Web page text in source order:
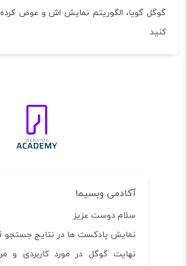
گویا، الگوریتم نمایش اش و عوض کرده؟ میشه
آکادمی وبسیما
سلام دوست عزیز
نمایش پادکست ها در نتایج جستجو قطعی
نهایت گوگل در مورد کاربردی و مرتبط